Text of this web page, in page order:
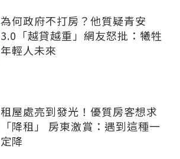
為何政府不打房？他質疑青安
3.0「越貸越重」網友怒批：犧牲
年輕人未來
租屋處亮到發光！優質房客想求
「降租」 房東激賞：遇到這種一
定降